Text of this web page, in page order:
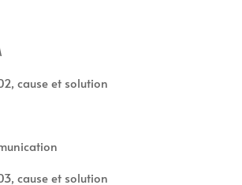
cause et solution
cause et solution